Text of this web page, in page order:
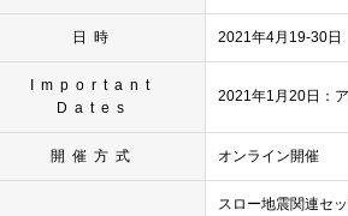
日時 2021年4月19-30日
Important
Dates
2021年1月20日：
開催方式 オンライン開催
スロー地震関連セッ